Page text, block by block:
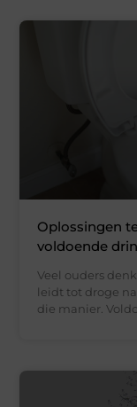
Oplossingen
voldoende
Veel ouders
leidt tot droge
die manier.